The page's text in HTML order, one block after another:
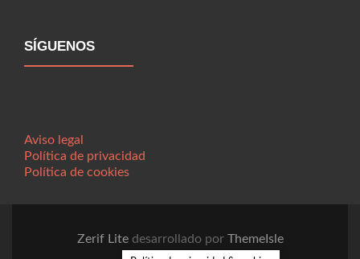
SÍGUENOS
Aviso legal
Política de privacidad
Política de cookies
Zerif Lite desarrollado por ThemeIsle